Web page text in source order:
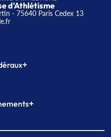
d'Athlétisme
- 75640 Paris Cedex 13
+
+
indoor